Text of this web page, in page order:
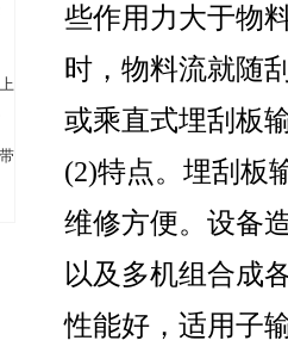
些作用力大于物
时，物料流就随
或乘直式埋刮板
(2)特点。埋刮板
维修方便。设备
以及多机组合成
性能好，适用子